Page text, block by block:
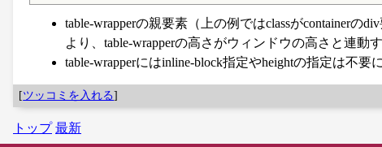
table-wrapperの親要素（上の例ではclassがcontainerの
より、table-wrapperの高さがウィンドウの高さと連動
table-wrapperにはinline-block指定やheightの指定は不要
[ツッコミを入れる]
トップ 最新